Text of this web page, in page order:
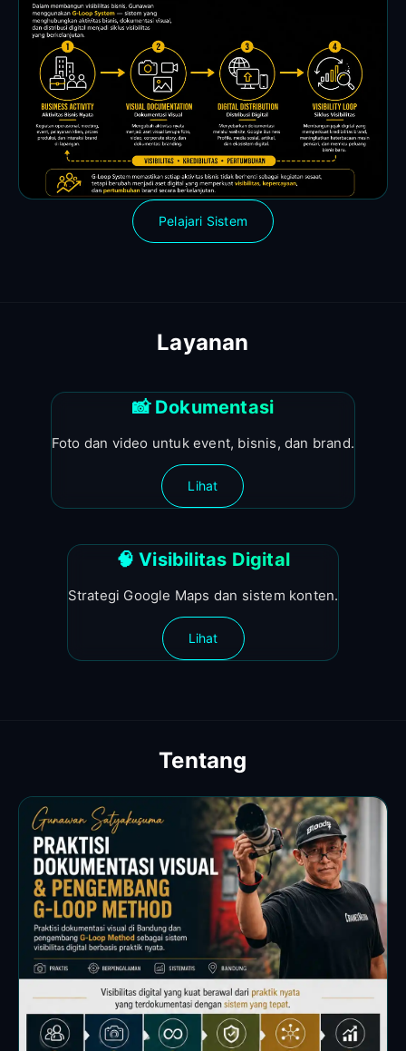
Pelajari Sistem
Layanan
📸 Dokumentasi
Foto dan video untuk event, bisnis, dan brand.
Lihat
🧠 Visibilitas Digital
Strategi Google Maps dan sistem konten.
Lihat
Tentang